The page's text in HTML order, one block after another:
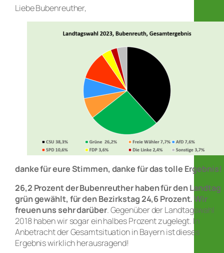
Liebe Bubenreuther,
danke für eure Stimmen, danke für das tolle Ergebnis!
26,2 Prozent der Bubenreuther haben für den Landtag
grün gewählt, für den Bezirkstag 24,6 Prozent. Wir
freuen uns sehr darüber. Gegenüber der Landtagswahl
2018 haben wir sogar ein halbes Prozent zugelegt. In
Anbetracht der Gesamtsituation in Bayern ist dieses
Ergebnis wirklich herausragend!